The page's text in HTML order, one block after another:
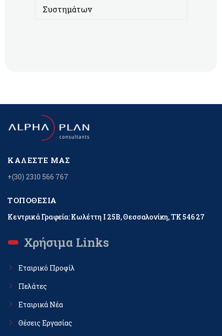
Συστημάτων
ΚΑΛΈΣΤΕ ΜΑΣ
+(30) 2310 566 767
ΤΟΠΟΘΕΣΊΑ
Κεντρικά Γραφεία: Κωλέττη Ι 25Β, Θεσσαλονίκη, ΤΚ 546 27
Χρήσιμα Links
Εταιρικό Προφίλ
Πελάτες
Εταιρικά Νέα
Θέσεις Εργασίας